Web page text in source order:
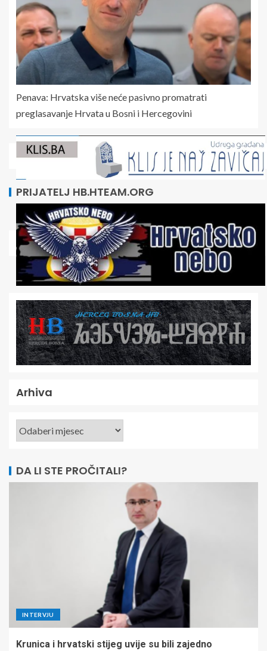
Penava: Hrvatska više neće pasivno promatrati
preglasavanje Hrvata u Bosni i Hercegovini
PRIJATELJ HB.HTEAM.ORG
Arhiva
DA LI STE PROČITALI?
INTERVJU
Krunica i hrvatski stijeg uvije su bili zajedno